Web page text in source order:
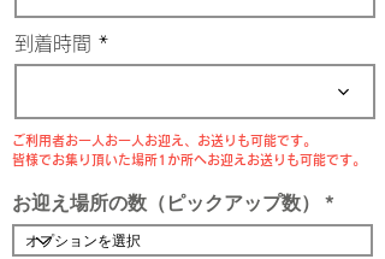
到着時間
ご利用者お一人お一人お迎え、お送りも可能です。
皆様でお集り頂いた場所1か所へお迎えお送りも可能です。
お迎え場所の数（ピックアップ数）